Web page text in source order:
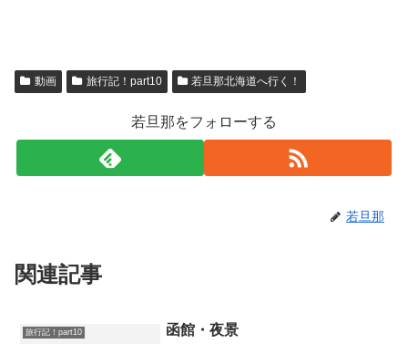
動画 旅行記！part10 若旦那北海道へ行く！
若旦那をフォローする
若旦那
関連記事
旅行記！part10 函館・夜景